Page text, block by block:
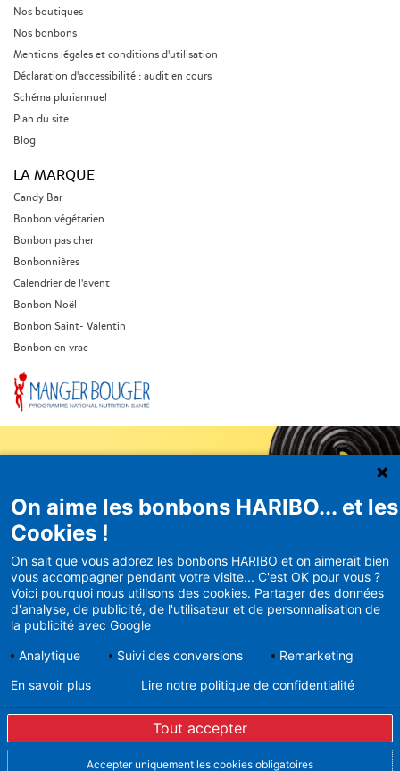
Nos boutiques
Nos bonbons
Mentions légales et conditions d'utilisation
Déclaration d'accessibilité : audit en cours
Schéma pluriannuel
Plan du site
Blog
LA MARQUE
Candy Bar
Bonbon végétarien
Bonbon pas cher
Bonbonnières
Calendrier de l'avent
Bonbon Noël
Bonbon Saint- Valentin
Bonbon en vrac
Newsletter
HARIBO
Recevez en avant-première nos
bons plans et actualités
En vous inscrivant à la newsletter, vous acceptez de
recevoir des mails d’Haribo sur son actualité. Pour plus
d’informations sur la gestion de vos données
personnelles et pour exercer vos droits, merci de
consulter notrePolitique de Protection des Données
On aime les bonbons HARIBO... et les
Cookies !
On sait que vous adorez les bonbons HARIBO et on aimerait bien
vous accompagner pendant votre visite... C'est OK pour vous ?
Voici pourquoi nous utilisons des cookies. Partager des données
d'analyse, de publicité, de l'utilisateur et de personnalisation de
la publicité avec Google
Analytique
Suivi des conversions Remarketing
Tout accepter
Accepter uniquement les cookies obligatoires
En savoir plus Lire notre politique de confidentialité